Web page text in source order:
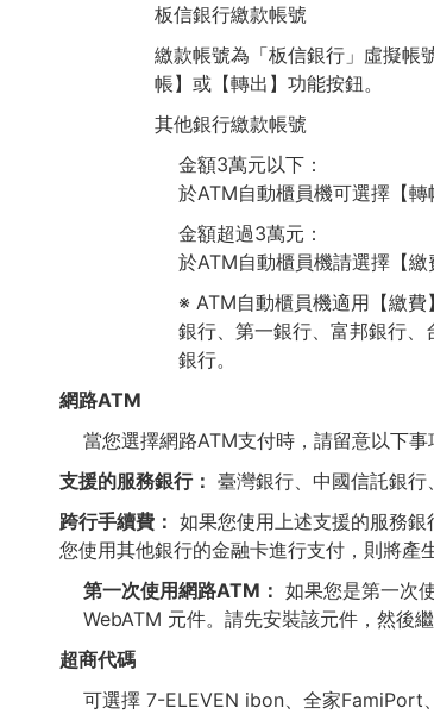
板信銀行繳款帳號
繳款帳號為「板信銀行」虛擬帳
帳】或【轉出】功能按鈕。
​​其他銀行繳款帳號
金額3萬元以下：
於ATM自動櫃員機可選擇【轉
金額超過3萬元：
於ATM自動櫃員機請選擇【繳
※ ATM自動櫃員機適用【繳
銀行、第一銀行、富邦銀行
銀行。
網路ATM
當您選擇網路ATM支付時，請留意以下事
支援的服務銀行： 臺灣銀行、中國信託銀行
跨行手續費： 如果您使用上述支援的服務
您使用其他銀行的金融卡進行支付，則將產
第一次使用網路ATM： 如果您是第一次
WebATM 元件。請先安裝該元件，然後繼
超商代碼
可選擇 7-ELEVEN ibon、全家FamiPort